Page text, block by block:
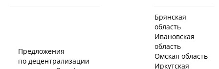
Предложения
по децентрализации
Брянская
область
Ивановская
область
Омская область
Иркутская